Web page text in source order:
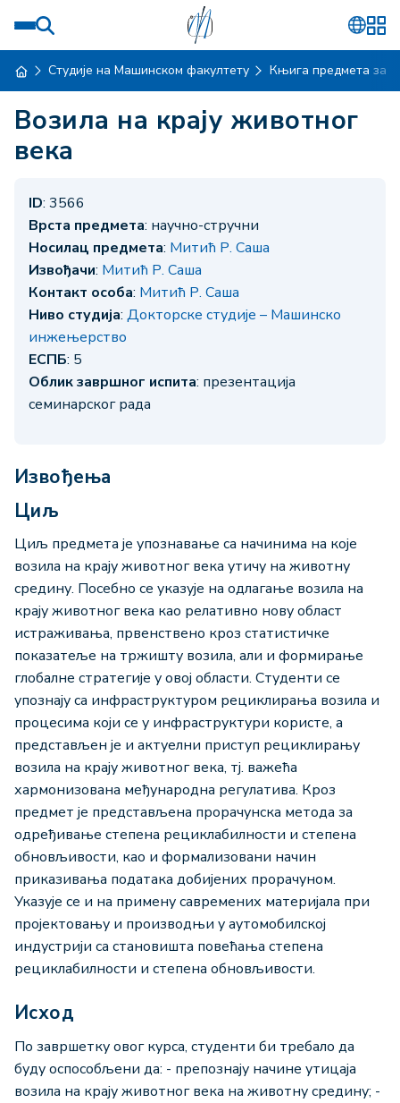
Студије на Машинском факултету Књига предмета за
Возила на крају животног
века
ID: 3566
Врста предмета: научно-стручни
Носилац предмета: Митић Р. Саша
Извођачи: Митић Р. Саша
Контакт особа: Митић Р. Саша
Ниво студија: Докторске студије – Машинско
инжењерство
ЕСПБ: 5
Облик завршног испита: презентација
семинарског рада
Извођења
Циљ
Циљ предмета је упознавање са начинима на које
возила на крају животног века утичу на животну
средину. Посебно се указује на одлагање возила на
крају животног века као релативно нову област
истраживања, првенствено кроз статистичке
показатеље на тржишту возила, али и формирање
глобалне стратегије у овој области. Студенти се
упознају са инфраструктуром рециклирања возила и
процесима који се у инфраструктури користе, а
представљен је и актуелни приступ рециклирању
возила на крају животног века, тј. важећа
хармонизована међународна регулатива. Кроз
предмет је представљена прорачунска метода за
одређивање степена рециклабилности и степена
обновљивости, као и формализовани начин
приказивања података добијених прорачуном.
Указује се и на примену савремених материјала при
пројектовању и производњи у аутомобилској
индустрији са становишта повећања степена
рециклабилности и степена обновљивости.
Исход
По завршетку овог курса, студенти би требало да
буду оспособљени да: - препознају начине утицаја
возила на крају животног века на животну средину; -